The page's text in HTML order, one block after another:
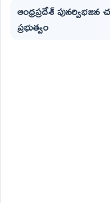
ఆంధ్రప్రదేశ్
ప్రభుత్వం